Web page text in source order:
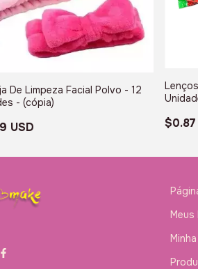
De Limpeza Facial Polvo - 12
- (cópia)
USD $0.87
Meus